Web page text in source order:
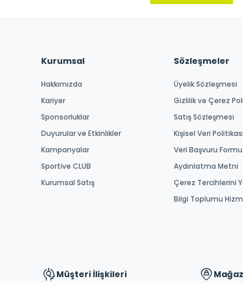
Kurumsal
Hakkımızda
Kariyer
Sponsorluklar
Duyurular ve Etkinlikler
Kampanyalar
Sportive CLUB
Kurumsal Satış
Sözleşmeler
Üyelik Sözleşmesi
Gizlilik ve Çerez
Satış Sözleşmesi
Kişisel Veri Politikası
Veri Başvuru Formu
Aydınlatma Metni
Çerez Tercihlerini
Bilgi Toplumu
Müşteri İlişkileri